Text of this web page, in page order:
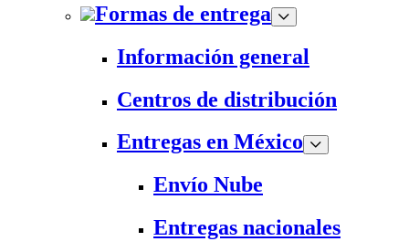
Formas de entrega
Información general
Centros de distribución
Entregas en México
Envío Nube
Entregas nacionales